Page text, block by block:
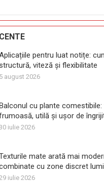
pentru luat notițe:
viteză și flexibilitate
5 august 2026
cu plante comestibile:
utilă și ușor de
iulie 2026
mate arată mai
cu zone discret
iulie 2026